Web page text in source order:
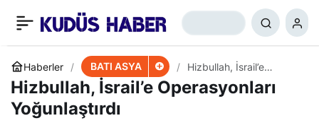
Haberler BATI ASYA
Hizbullah, İsrail’e
Operasyonları
Yoğunlaştırdı
Hizbullah, İsrail’e Operasyonları
Yoğunlaştırdı
Siyonistleri Korkutan
Eylem: 6 Yerleşimci
Yaralandı
+ 0 Paylaş